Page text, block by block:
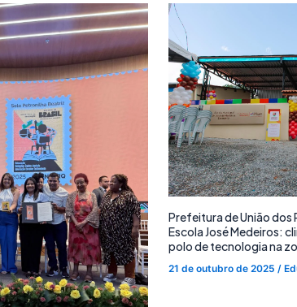
Prefeitura de União dos
Escola José Medeiros:
polo de tecnologia na
21 de outubro de 2025 /